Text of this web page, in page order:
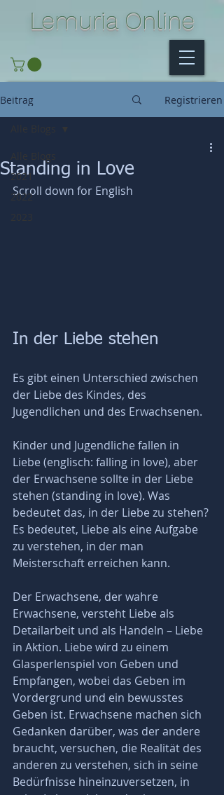
Lemuria Online
Beitrag Registrieren
2021
2022
Standing in Love
Scroll down for English
In der Liebe stehen
Es gibt einen Unterschied zwischen
der Liebe des Kindes, des
Jugendlichen und des Erwachsenen.
Kinder und Jugendliche fallen in
Liebe (englisch: falling in love), aber
der Erwachsene sollte in der Liebe
stehen (standing in love). Was
bedeutet das, in der Liebe zu stehen?
Es bedeutet, Liebe als eine Aufgabe
zu verstehen, in der man
Meisterschaft erreichen kann.
Der Erwachsene, der wahre
Erwachsene, versteht Liebe als
Detailarbeit und als Handeln – Liebe
in Aktion. Liebe wird zu einem
Glasperlenspiel von Geben und
Empfangen, wobei das Geben im
Vordergrund und ein bewusstes
Geben ist. Erwachsene machen sich
Gedanken darüber, was der andere
braucht, versuchen, die Realität des
anderen zu verstehen, sich in seine
Bedürfnisse hineinzuversetzen, in